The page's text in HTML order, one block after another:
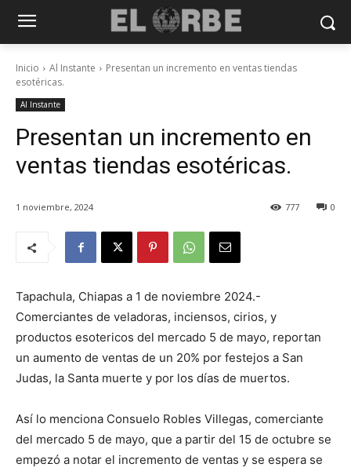
Inicio Al Instante
Presentan un incremento en ventas tiendas
esotéricas.
Al Instante
Presentan un incremento en
ventas tiendas esotéricas.
1 noviembre, 2024 0
777
Tapachula, Chiapas a 1 de noviembre 2024.-
Comerciantes de veladoras, inciensos, cirios, y
productos esotericos del mercado 5 de mayo, reportan
un aumento de ventas de un 20% por festejos a San
Judas, la Santa muerte y por los días de muertos.
Así lo menciona Consuelo Robles Villegas, comerciante
del mercado 5 de mayo, que a partir del 15 de octubre se
empezó a notar el incremento de ventas y se espera se